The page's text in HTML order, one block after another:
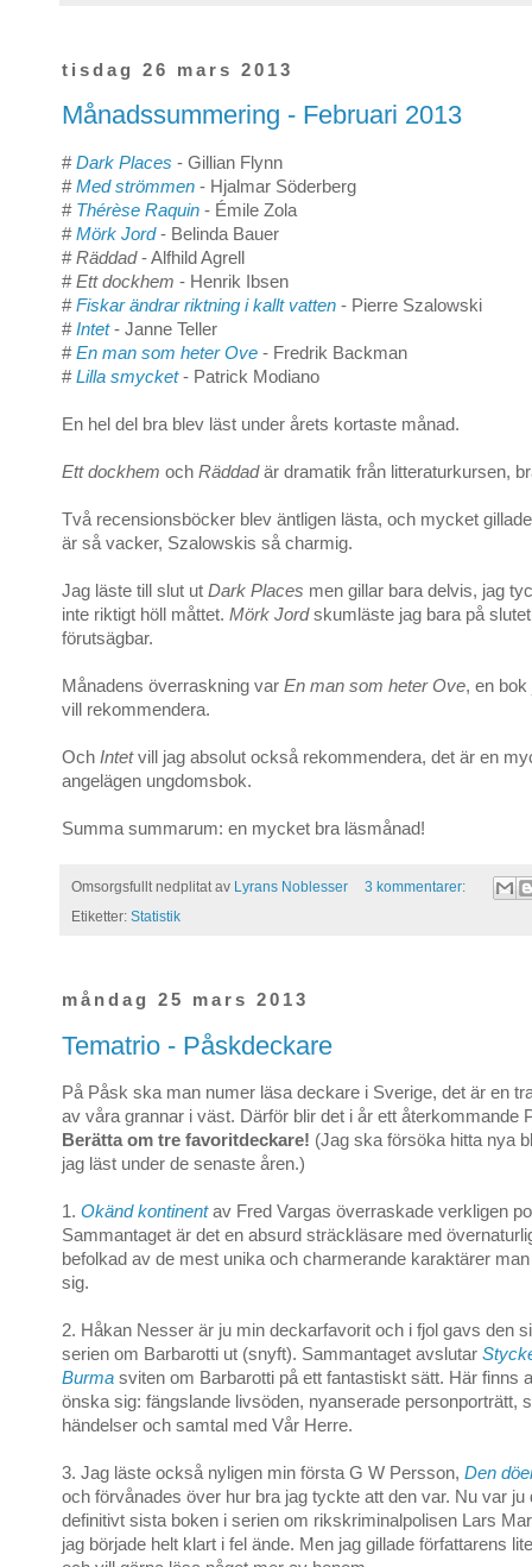
tisdag 26 mars 2013
Månadssummering - Februari 2013
#Dark Places - Gillian Flynn
#Med strömmen - Hjalmar Söderberg
# Thérèse Raquin - Émile Zola
#Mörk Jord- Belinda Bauer
#Räddad- Alfhild Agrell
#Ett dockhem - Henrik Ibsen
#Fiskar ändrar riktning i kallt vatten - Pierre Szalowski
#Intet- Janne Teller
#En man som heter Ove - Fredrik Backman
#Lilla smycket- Patrick Modiano
En hel del bra blev läst under årets kortaste månad.
Ett dockhem och Räddadär dramatik från litteraturkursen,
Två recensionsböcker blev äntligen lästa, och mycket
är så vacker, Szalowskis så charmig.
Jag läste till slut ut Dark Places men gillar bara delvis, jag
inte riktigt höll måttet. Mörk Jordskumläste jag bara på
förutsägbar.
Månadens överraskning var En man som heter Ove, en
vill rekommendera.
Och Intetvill jag absolut också rekommendera, det är en
angelägen ungdomsbok.
Summa summarum: en mycket bra läsmånad!
Omsorgsfullt nedplitat av Lyrans Noblesser
3 kommentarer:
Etiketter: Statistik
måndag 25 mars 2013
Tematrio - Påskdeckare
På Påsk ska man numer läsa deckare i Sverige, det är en
av våra grannar i väst. Därför blir det i år ett återkommande
Berätta om tre favoritdeckare! (Jag ska försöka hitta nya
jag läst under de senaste åren.)
1. Okänd kontinentav Fred Vargas överraskade verkligen
Sammantaget är det en absurd sträckläsare med
befolkad av de mest unika och charmerande karaktärer
sig.
2. Håkan Nesser är ju min deckarfavorit och i fjol gavs den
serien om Barbarotti ut (snyft). Sammantaget avslutar
Burma sviten om Barbarotti på ett fantastiskt sätt. Här finns
önska sig: fängslande livsöden, nyanserade personporträtt,
händelser och samtal med Vår Herre.
3. Jag läste också nyligen min första G W Persson, Den
och förvånades över hur bra jag tyckte att den var. Nu var ju
definitivt sista boken i serien om rikskriminalpolisen Lars
jag började helt klart i fel ände. Men jag gillade författarens